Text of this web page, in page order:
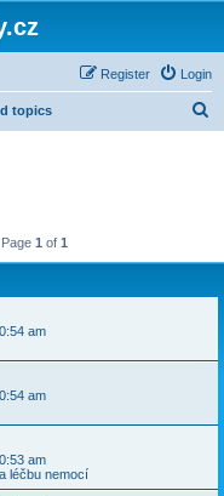
Login
Register
topics
1 of 1
am
am
am
léčbu nemocí